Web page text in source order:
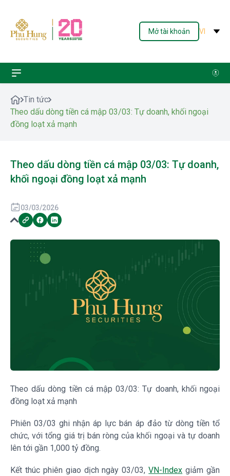
Mở tài khoản VI
Tin tức
Theo dấu dòng tiền cá mập 03/03: Tự doanh, khối ngoại
đồng loạt xả mạnh
Theo dấu dòng tiền cá mập 03/03: Tự doanh,
khối ngoại đồng loạt xả mạnh
03/03/2026
Theo dấu dòng tiền cá mập 03/03: Tự doanh, khối ngoại
đồng loạt xả mạnh
Phiên 03/03 ghi nhận áp lực bán áp đảo từ dòng tiền tổ
chức, với tổng giá trị bán ròng của khối ngoại và tự doanh
lên tới gần 1,000 tỷ đồng.
Kết thúc phiên giao dịch ngày 03/03,VN-Index giảm gần